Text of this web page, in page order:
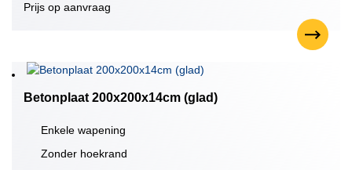
Prijs op aanvraag
Betonplaat 200x200x14cm (glad)
Enkele wapening
Zonder hoekrand